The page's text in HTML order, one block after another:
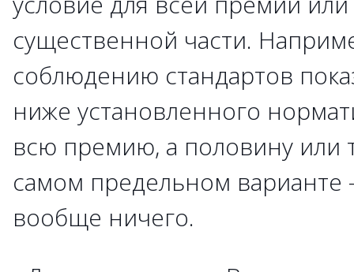
существенной части.
соблюдению стандартов
ниже установленного
всю премию, а половину или
самом предельном варианте
вообще ничего.